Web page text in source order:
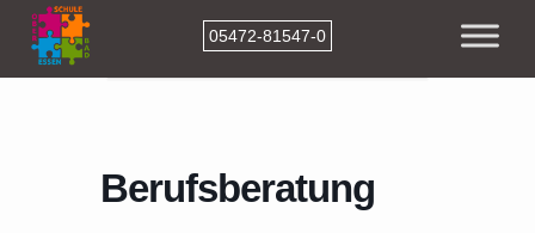
05472-81547-0
Events Berufsberatung
Berufsberatung